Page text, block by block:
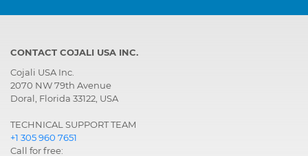
CONTACT COJALI USA INC.
Cojali USA Inc.
2070 NW 79th Avenue
Doral, Florida 33122, USA
TECHNICAL SUPPORT TEAM
+1 305 960 7651
Call for free: